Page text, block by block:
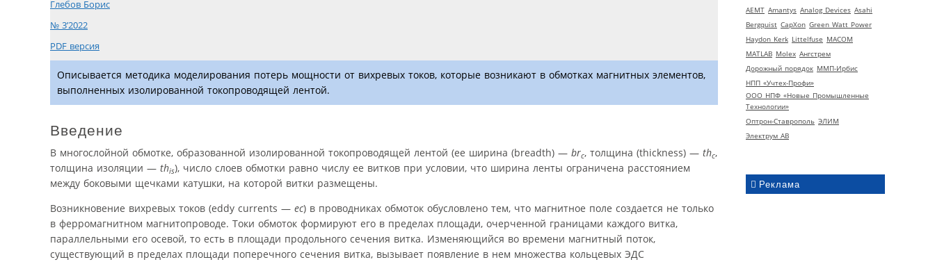
AEMT Amantys Analog Devices Asahi
Bergquist CapXon Green Watt Power
Haydon Kerk Littelfuse MACOM
MATLAB Molex Ангстрем
Дорожный порядок ММП-Ирбис
НПП «Учтех-Профи»
ООО НПФ «Новые Промышленные
Технологии»
Оптрон-Ставрополь ЭЛИМ
Электрум АВ
Реклама
Глебов Борис
№ 3’2022
PDF версия
Описывается методика моделирования потерь мощности от вихревых токов, которые возникают в обмотках магнитных элементов,
выполненных изолированной токопроводящей лентой.
Введение
В многослойной обмотке, образованной изолированной токопроводящей лентой (ее ширина (breadth) — brc, толщина (thickness) — thc,
толщина изоляции — this), число слоев обмотки равно числу ее витков при условии, что ширина ленты ограничена расстоянием
между боковыми щечками катушки, на которой витки размещены.
Возникновение вихревых токов (eddy currents — ec) в проводниках обмоток обусловлено тем, что магнитное поле создается не только
в ферромагнитном магнитопроводе. Токи обмоток формируют его в пределах площади, очерченной границами каждого витка,
параллельными его осевой, то есть в площади продольного сечения витка. Изменяющийся во времени магнитный поток,
существующий в пределах площади поперечного сечения витка, вызывает появление в нем множества кольцевых ЭДС